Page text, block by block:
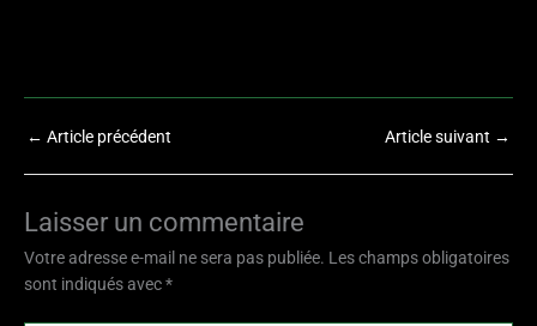
← Article précédent Article suivant →
Laisser un commentaire
Votre adresse e-mail ne sera pas publiée. Les champs obligatoires
sont indiqués avec*